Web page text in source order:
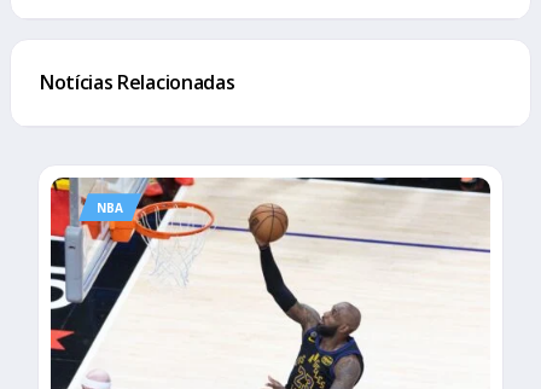
Notícias Relacionadas
NBA